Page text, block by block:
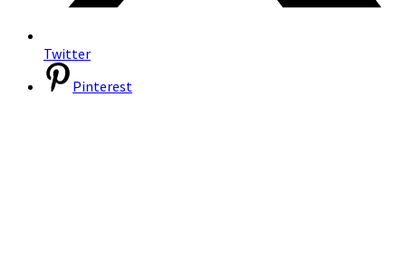
Twitter
Pinterest